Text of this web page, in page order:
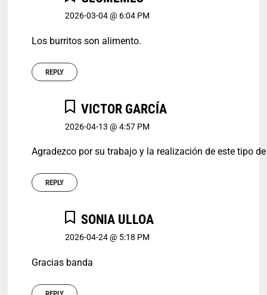
2026-03-04 @ 6:04 PM
Los burritos son alimento.
REPLY
VICTOR GARCÍA
2026-04-13 @ 4:57 PM
Agradezco por su trabajo y la realización de este tipo
REPLY
SONIA ULLOA
2026-04-24 @ 5:18 PM
Gracias banda